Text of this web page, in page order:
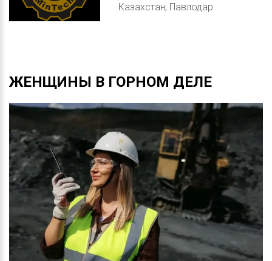
Казахстан, Павлодар
ЖЕНЩИНЫ В ГОРНОМ ДЕЛЕ